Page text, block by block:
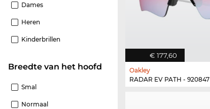
Dames
Heren
Kinderbrillen
Breedte van het hoofd
Smal
Normaal
€ 177,60
Oakley
RADAR EV PATH - 920847